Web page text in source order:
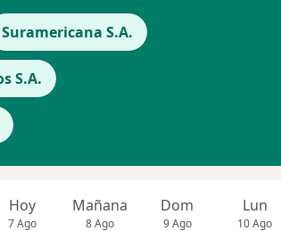
Suramericana S.A.
S.A.
Hoy
7 Ago
Mañana
8 Ago
Dom
9 Ago
Lun
10 Ago